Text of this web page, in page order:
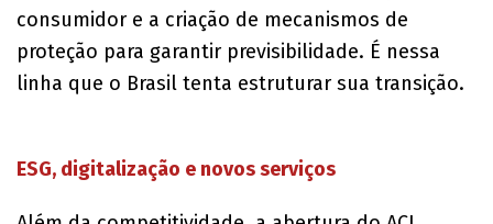
consumidor e a criação de mecanismos de
proteção para garantir previsibilidade. É nessa
linha que o Brasil tenta estruturar sua transição.
ESG, digitalização e novos serviços